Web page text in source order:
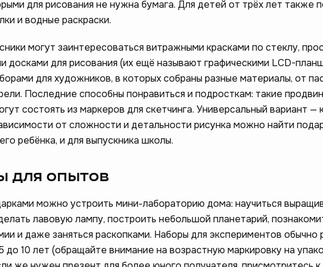
для рисования не нужна бумага. Для детей от трёх лет также
и водные раскраски.
могут заинтересоваться витражными красками по стеклу,
досками для рисования (их ещё называют графическими LCD-
для художников, в которых собраны разные материалы, от
Последние способны понравиться и подросткам: такие
состоять из маркеров для скетчинга. Универсальный вариант —
от сложности и детальности рисунка можно найти
ребёнка, и для выпускника школы.
для опытов
можно устроить мини-лабораторию дома: научиться
лавовую лампу, построить небольшой планетарий,
и даже заняться раскопками. Наборы для экспериментов обычно
до 10 лет (обращайте внимание на возрастную маркировку на